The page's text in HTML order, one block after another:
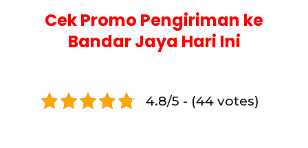
Cek Promo Pengiriman ke
Bandar Jaya Hari Ini
4.8/5 - (44 votes)